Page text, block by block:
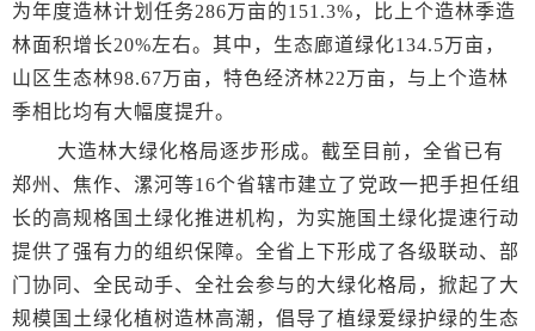
为年度造林计划任务286万亩的151.3%，比上个造林季造
林面积增长20%左右。其中，生态廊道绿化134.5万亩，
山区生态林98.67万亩，特色经济林22万亩，与上个造林
季相比均有大幅度提升。
大造林大绿化格局逐步形成。截至目前，全省已有
郑州、焦作、漯河等16个省辖市建立了党政一把手担任组
长的高规格国土绿化推进机构，为实施国土绿化提速行动
提供了强有力的组织保障。全省上下形成了各级联动、部
门协同、全民动手、全社会参与的大绿化格局，掀起了大
规模国土绿化植树造林高潮，倡导了植绿爱绿护绿的生态